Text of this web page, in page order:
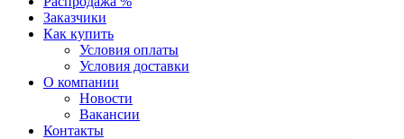
Заказчики
Как купить
Условия оплаты
Условия доставки
О компании
Новости
Вакансии
Контакты